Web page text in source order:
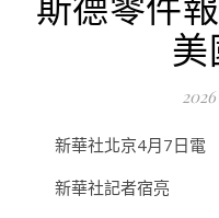
美
新華社北京4月7日電
新華社記者宿亮